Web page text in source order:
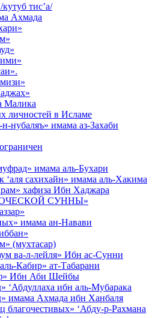
тис’а/
Ахмада
Малика
личностей в Исламе
нубаляъ» имама аз-Захаби
имама аль-Бухари
‘аля сахихайн» имама аль-Хакима
хафиза Ибн Хаджара
СУННЫ»
имама ан-Навави
(мухтасар)
ва-л-лейля» Ибн ас-Сунни
Кабир» ат-Табарани
Ибн Аби Шейбы
‘Абдуллаха ибн аль-Мубарака
имама Ахмада ибн Ханбаля
благочестивых» ‘Абду-р-Рахмана